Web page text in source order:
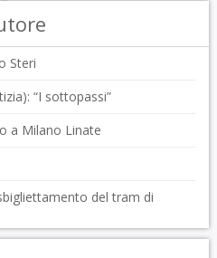
Steri
“I sottopassi”
a Milano Linate
del tram di